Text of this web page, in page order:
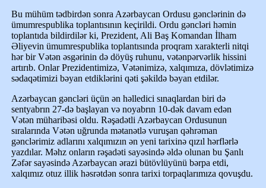
Bu mühüm tədbirdən sonra Azərbaycan Ordusu gənclərinin də
ümumrespublika toplantısının keçirildi. Ordu gəncləri həmin
toplantıda bildirdilər ki, Prezident, Ali Baş Komandan İlham
Əliyevin ümumrespublika toplantısında proqram xarakterli nitqi
hər bir Vətən əsgərinin də döyüş ruhunu, vətənpərvərlik hissini
artırıb. Onlar Prezidentimizə, Vətənimizə, xalqımıza, dövlətimizə
sədaqətimizi bəyan etdiklərini qəti şəkildə bəyan etdilər.
Azərbaycan gəncləri üçün ən həlledici sınaqlardan biri də
sentyabrın 27-də başlayan və noyabrın 10-dək davam edən
Vətən müharibəsi oldu. Rəşadətli Azərbaycan Ordusunun
sıralarında Vətən uğrunda mətanətlə vuruşan qəhrəman
gənclərimiz adlarını xalqımızın ən yeni tarixinə qızıl hərflərlə
yazdılar. Məhz onların rəşadəti sayəsində əldə olunan bu Şanlı
Zəfər sayəsində Azərbaycan ərazi bütövlüyünü bərpa etdi,
xalqımız otuz illik həsrətdən sonra tarixi torpaqlarımıza qovuşdu.